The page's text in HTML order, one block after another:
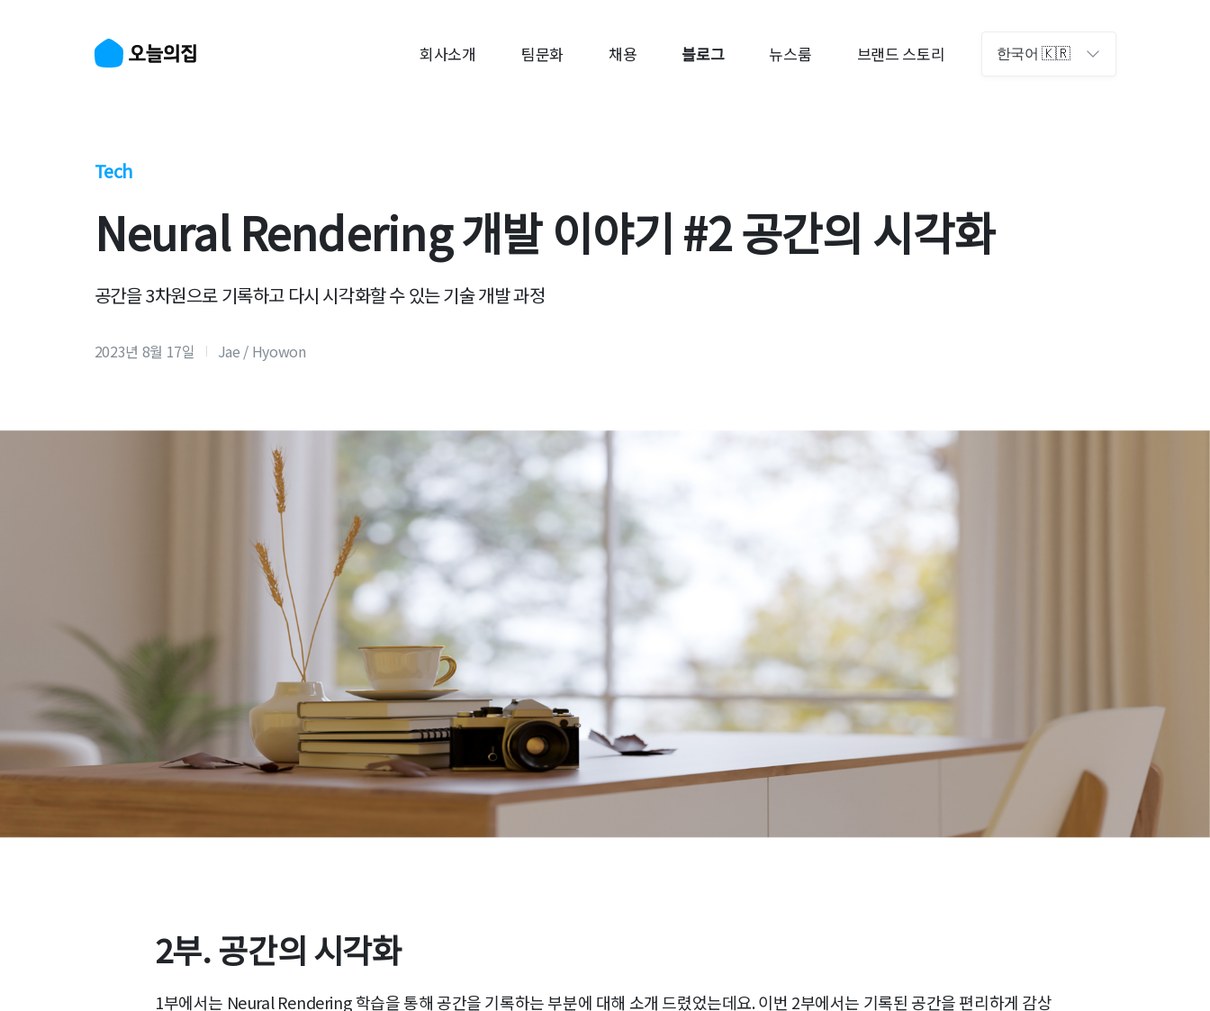
회사소개 팀문화 채용 블로그 뉴스룸 브랜드 스토리 한국어 🇰🇷
Tech
Neural Rendering 개발 이야기 #2 공간의 시각화
공간을 3차원으로 기록하고 다시 시각화할 수 있는 기술 개발 과정
2023년 8월 17일 Jae / Hyowon
2부. 공간의 시각화
1부에서는 Neural Rendering 학습을 통해 공간을 기록하는 부분에 대해 소개 드렸었는데요. 이번 2부에서는 기록된 공간을 편리하게 감상